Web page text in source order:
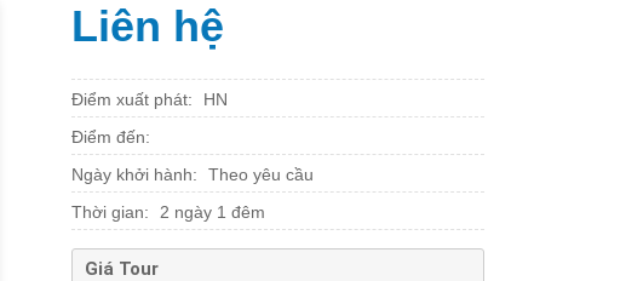
Liên hệ
Điểm xuất phát:
HN
Điểm đến:
Ngày khởi hành:
Theo yêu cầu
Thời gian:
2 ngày 1 đêm
Giá Tour